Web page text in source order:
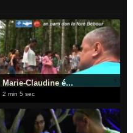
Marie-Claudine é...
2 min 5 sec